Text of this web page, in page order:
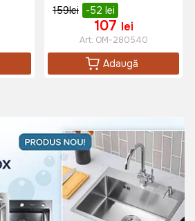
159lei -52 lei
107 lei
Art: OM-280540
Adaugă